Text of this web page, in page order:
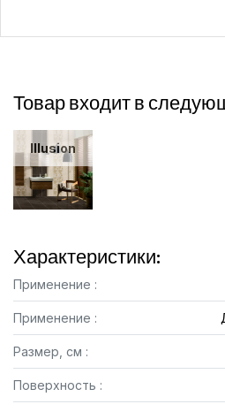
Товар входит в
Illusion
Характеристики:
Применение :
Применение :
Размер, см :
Поверхность :